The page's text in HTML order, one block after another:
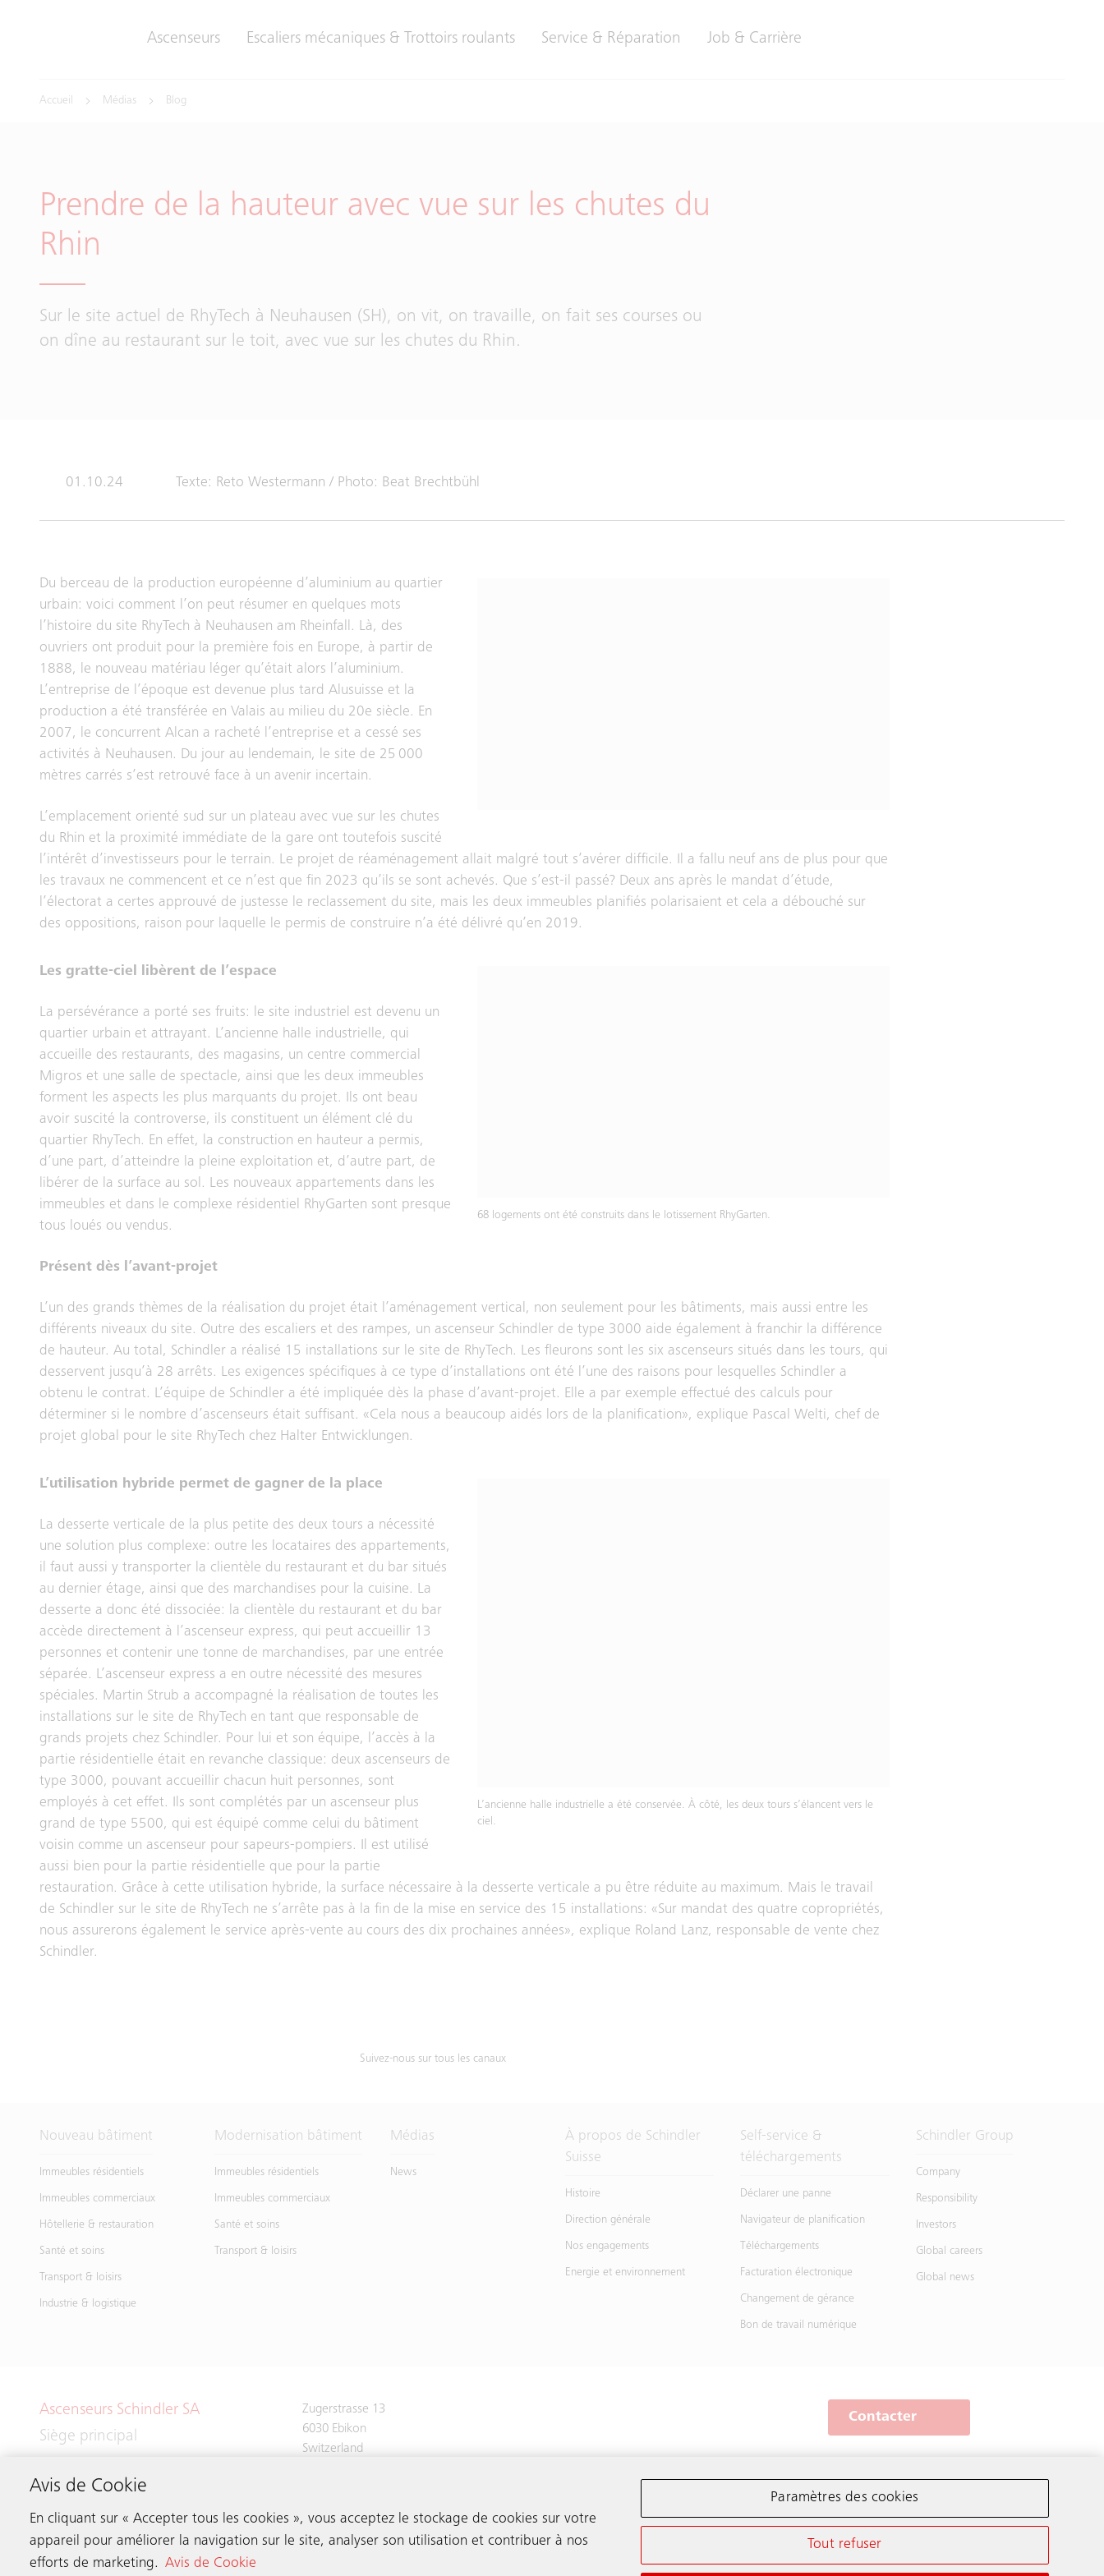
Ascenseurs Escaliers mécaniques & Trottoirs roulants Service & Réparation Job & Carrière
Accueil Médias Blog
Prendre de la hauteur avec vue sur les chutes du
Rhin
Sur le site actuel de RhyTech à Neuhausen (SH), on vit, on travaille, on fait ses courses ou
on dîne au restaurant sur le toit, avec vue sur les chutes du Rhin.
01.10.24 Texte: Reto Westermann / Photo: Beat Brechtbühl
Du berceau de la production européenne d’aluminium au quartier
urbain: voici comment l’on peut résumer en quelques mots
l’histoire du site RhyTech à Neuhausen am Rheinfall. Là, des
ouvriers ont produit pour la première fois en Europe, à partir de
1888, le nouveau matériau léger qu’était alors l’aluminium.
L’entreprise de l’époque est devenue plus tard Alusuisse et la
production a été transférée en Valais au milieu du 20e siècle. En
2007, le concurrent Alcan a racheté l’entreprise et a cessé ses
activités à Neuhausen. Du jour au lendemain, le site de 25 000
mètres carrés s’est retrouvé face à un avenir incertain.
L’emplacement orienté sud sur un plateau avec vue sur les chutes
du Rhin et la proximité immédiate de la gare ont toutefois suscité
l’intérêt d’investisseurs pour le terrain. Le projet de réaménagement allait malgré tout s’avérer difficile. Il a fallu neuf ans de plus pour que
les travaux ne commencent et ce n’est que fin 2023 qu’ils se sont achevés. Que s’est-il passé? Deux ans après le mandat d’étude,
l’électorat a certes approuvé de justesse le reclassement du site, mais les deux immeubles planifiés polarisaient et cela a débouché sur
des oppositions, raison pour laquelle le permis de construire n’a été délivré qu’en 2019.
68 logements ont été construits dans le lotissement RhyGarten.
Les gratte-ciel libèrent de l’espace
La persévérance a porté ses fruits: le site industriel est devenu un
quartier urbain et attrayant. L’ancienne halle industrielle, qui
accueille des restaurants, des magasins, un centre commercial
Migros et une salle de spectacle, ainsi que les deux immeubles
forment les aspects les plus marquants du projet. Ils ont beau
avoir suscité la controverse, ils constituent un élément clé du
quartier RhyTech. En effet, la construction en hauteur a permis,
d’une part, d’atteindre la pleine exploitation et, d’autre part, de
libérer de la surface au sol. Les nouveaux appartements dans les
immeubles et dans le complexe résidentiel RhyGarten sont presque
tous loués ou vendus.
Présent dès l’avant-projet
L’un des grands thèmes de la réalisation du projet était l’aménagement vertical, non seulement pour les bâtiments, mais aussi entre les
différents niveaux du site. Outre des escaliers et des rampes, un ascenseur Schindler de type 3000 aide également à franchir la différence
de hauteur. Au total, Schindler a réalisé 15 installations sur le site de RhyTech. Les fleurons sont les six ascenseurs situés dans les tours, qui
desservent jusqu’à 28 arrêts. Les exigences spécifiques à ce type d’installations ont été l’une des raisons pour lesquelles Schindler a
obtenu le contrat. L’équipe de Schindler a été impliquée dès la phase d’avant-projet. Elle a par exemple effectué des calculs pour
déterminer si le nombre d’ascenseurs était suffisant. «Cela nous a beaucoup aidés lors de la planification», explique Pascal Welti, chef de
projet global pour le site RhyTech chez Halter Entwicklungen.
L’ancienne halle industrielle a été conservée. À côté, les deux tours s’élancent vers le
ciel.
L’utilisation hybride permet de gagner de la place
La desserte verticale de la plus petite des deux tours a nécessité
une solution plus complexe: outre les locataires des appartements,
il faut aussi y transporter la clientèle du restaurant et du bar situés
au dernier étage, ainsi que des marchandises pour la cuisine. La
desserte a donc été dissociée: la clientèle du restaurant et du bar
accède directement à l’ascenseur express, qui peut accueillir 13
personnes et contenir une tonne de marchandises, par une entrée
séparée. L’ascenseur express a en outre nécessité des mesures
spéciales. Martin Strub a accompagné la réalisation de toutes les
installations sur le site de RhyTech en tant que responsable de
grands projets chez Schindler. Pour lui et son équipe, l’accès à la
partie résidentielle était en revanche classique: deux ascenseurs de
type 3000, pouvant accueillir chacun huit personnes, sont
employés à cet effet. Ils sont complétés par un ascenseur plus
grand de type 5500, qui est équipé comme celui du bâtiment
voisin comme un ascenseur pour sapeurs-pompiers. Il est utilisé
aussi bien pour la partie résidentielle que pour la partie
restauration. Grâce à cette utilisation hybride, la surface nécessaire à la desserte verticale a pu être réduite au maximum. Mais le travail
de Schindler sur le site de RhyTech ne s’arrête pas à la fin de la mise en service des 15 installations: «Sur mandat des quatre copropriétés,
nous assurerons également le service après-vente au cours des dix prochaines années», explique Roland Lanz, responsable de vente chez
Schindler.
Suivez-nous sur tous les canaux
Nouveau bâtiment
Immeubles résidentiels
Immeubles commerciaux
Hôtellerie & restauration
Santé et soins
Transport & loisirs
Industrie & logistique
Modernisation bâtiment
Immeubles résidentiels
Immeubles commerciaux
Santé et soins
Transport & loisirs
Médias
News
À propos de Schindler
Suisse
Histoire
Direction générale
Nos engagements
Energie et environnement
Self-service &
téléchargements
Déclarer une panne
Navigateur de planification
Téléchargements
Facturation électronique
Changement de gérance
Bon de travail numérique
Schindler Group
Company
Responsibility
Investors
Global careers
Global news
Ascenseurs Schindler SA
Siège principal
Zugerstrasse 13
6030 Ebikon
Switzerland
Contacter
Avis de Cookie
En cliquant sur « Accepter tous les cookies », vous acceptez le stockage de cookies sur votre
appareil pour améliorer la navigation sur le site, analyser son utilisation et contribuer à nos
efforts de marketing. Avis de Cookie
Paramètres des cookies
Tout refuser